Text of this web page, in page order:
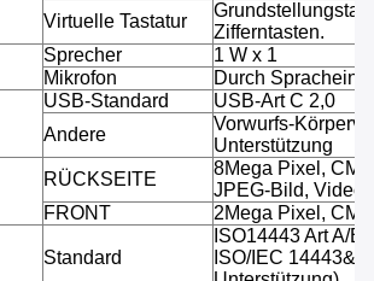
Virtuelle Tastatur
Zifferntasten.
Sprecher
1 W x 1
Mikrofon
Durch
USB-Standard
USB-Art C 2,0
Andere
Vorwurfs-
Unterstützung
RÜCKSEITE
8Mega Pixel,
JPEG-Bild, Video.
FRONT
2Mega Pixel,
Standard
ISO14443 Art A/B
ISO/IEC